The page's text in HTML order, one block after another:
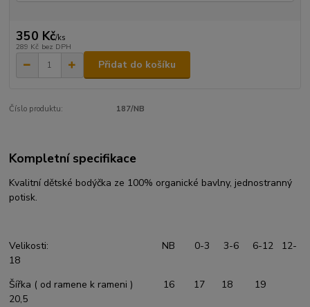
350 Kč/ks
289 Kč bez DPH
Přidat do košíku
Číslo produktu: 187/NB
Kompletní specifikace
Kvalitní dětské bodýčka ze 100% organické bavlny, jednostranný
potisk.
Velikosti: NB 0-3 3-6 6-12 12-
18
Šířka ( od ramene k rameni ) 16 17 18 19
20,5